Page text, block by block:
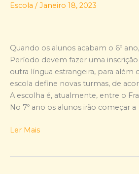
Escola /Janeiro 18, 2023
Quando os alunos acabam o 6º
Período devem fazer uma
outra língua estrangeira, para além
escola define novas turmas, de
A escolha é, atualmente, entre o
No 7º ano os alunos irão começar a
ou
de
Ler Mais